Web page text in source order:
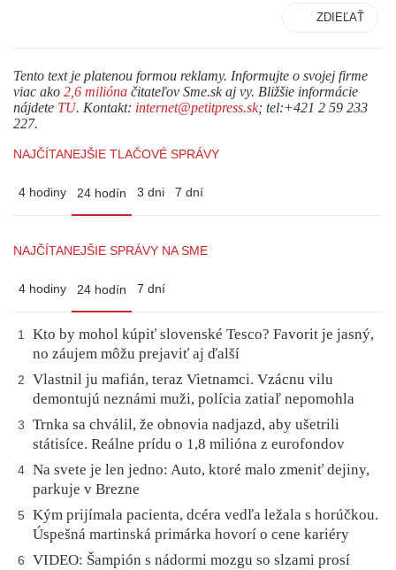
ZDIEĽAŤ
Tento text je platenou formou reklamy. Informujte o svojej firme
viac ako 2,6 milióna čitateľov Sme.sk aj vy. Bližšie informácie
nájdete TU. Kontakt: internet@petitpress.sk; tel:+421 2 59 233
227.
NAJČÍTANEJŠIE TLAČOVÉ SPRÁVY
4 hodiny 24 hodín 3 dni 7 dní
NAJČÍTANEJŠIE SPRÁVY NA SME
4 hodiny 24 hodín 7 dní
1
Kto by mohol kúpiť slovenské Tesco? Favorit je jasný,
no záujem môžu prejaviť aj ďalší
2
Vlastnil ju mafián, teraz Vietnamci. Vzácnu vilu
demontujú neznámi muži, polícia zatiaľ nepomohla
3
Trnka sa chválil, že obnovia nadjazd, aby ušetrili
státisíce. Reálne prídu o 1,8 milióna z eurofondov
4 Na svete je len jedno: Auto, ktoré malo zmeniť dejiny,
parkuje v Brezne
5
Kým prijímala pacienta, dcéra vedľa ležala s horúčkou.
Úspešná martinská primárka hovorí o cene kariéry
6
VIDEO: Šampión s nádormi mozgu so slzami prosí